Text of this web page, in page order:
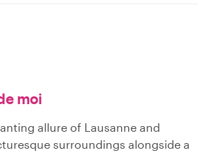
moi
allure of Lausanne and
surroundings alongside a